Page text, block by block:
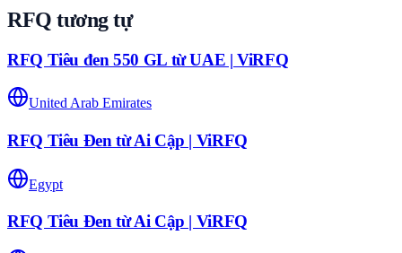
RFQ tương tự
RFQ Tiêu đen 550 GL từ UAE | ViRFQ
United Arab Emirates
RFQ Tiêu Đen từ Ai Cập | ViRFQ
Egypt
RFQ Tiêu Đen từ Ai Cập | ViRFQ